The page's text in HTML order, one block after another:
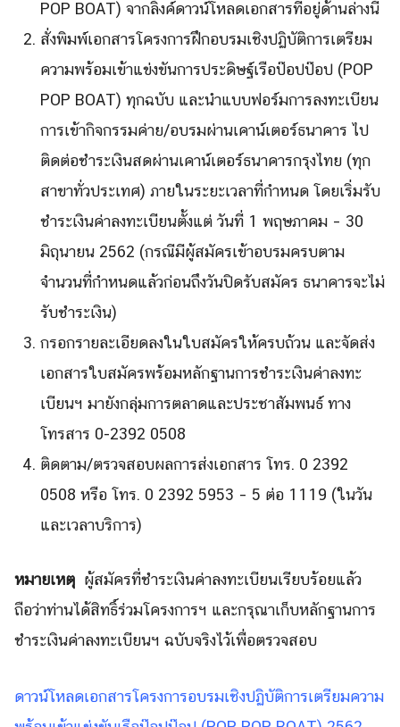
POP BOAT) จากลิ้งค์ดาวน์โหลดเอกสารที่อยู่ด้านล่างนี้
สั่งพิมพ์เอกสารโครงการฝึกอบรมเชิงปฏิบัติการเตรียม
ความพร้อมเข้าแข่งขันการประดิษฐ์เรือป๊อปป๊อป (POP
POP BOAT) ทุกฉบับ และนำแบบฟอร์มการลงทะเบียน
การเข้ากิจกรรมค่าย/อบรมผ่านเคาน์เตอร์ธนาคาร ไป
ติดต่อชำระเงินสดผ่านเคาน์เตอร์ธนาคารกรุงไทย (ทุก
สาขาทั่วประเทศ) ภายในระยะเวลาที่กำหนด โดยเริ่มรับ
ชำระเงินค่าลงทะเบียนตั้งแต่ วันที่ 1 พฤษภาคม – 30
มิถุนายน 2562 (กรณีมีผู้สมัครเข้าอบรมครบตาม
จำนวนที่กำหนดแล้วก่อนถึงวันปิดรับสมัคร ธนาคารจะไม่
รับชำระเงิน)
กรอกรายละเอียดลงในใบสมัครให้ครบถ้วน และจัดส่ง
เอกสารใบสมัครพร้อมหลักฐานการชำระเงินค่าลงทะ
เบียนฯ มายังกลุ่มการตลาดและประชาสัมพนธ์ ทาง
โทรสาร 0-2392 0508
ติดตาม/ตรวจสอบผลการส่งเอกสาร โทร. 0 2392
0508 หรือ โทร. 0 2392 5953 – 5 ต่อ 1119 (ในวัน
และเวลาบริการ)
หมายเหตุ ผู้สมัครที่ชำระเงินค่าลงทะเบียนเรียบร้อยแล้ว
ถือว่าท่านได้สิทธิ์ร่วมโครงการฯ และกรุณาเก็บหลักฐานการ
ชำระเงินค่าลงทะเบียนฯ ฉบับจริงไว้เพื่อตรวจสอบ
ดาวน์โหลดเอกสารโครงการอบรมเชิงปฏิบัติการเตรียมความ